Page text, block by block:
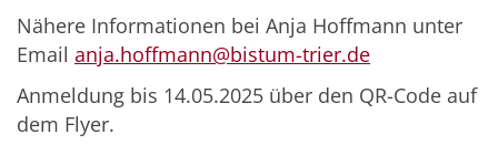
Nähere Informationen bei Anja Hoffmann unter
Email anja.hoffmann@bistum-trier.de
Anmeldung bis 14.05.2025 über den QR-Code auf
dem Flyer.